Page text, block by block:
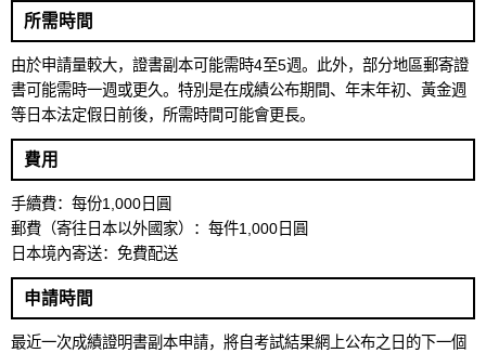
所需時間
由於申請量較大，證書副本可能需時4至5週。此外，部分地區郵寄證
書可能需時一週或更久。特別是在成績公布期間、年末年初、黃金週
等日本法定假日前後，所需時間可能會更長。
費用
手續費：每份1,000日圓
郵費（寄往日本以外國家）：每件1,000日圓
日本境內寄送：免費配送
申請時間
最近一次成績證明書副本申請，將自考試結果網上公布之日的下一個